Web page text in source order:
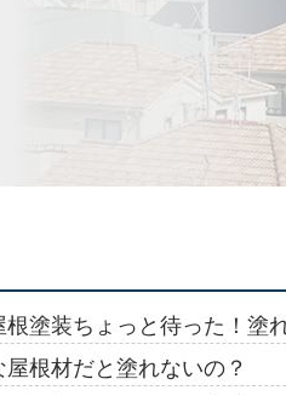
根塗装ちょっと待った！塗
屋根材だと塗れないの？